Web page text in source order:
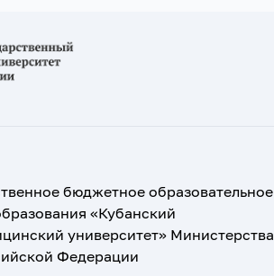
бюджетное образовательное
«Кубанский
университет» Министерства
Федерации